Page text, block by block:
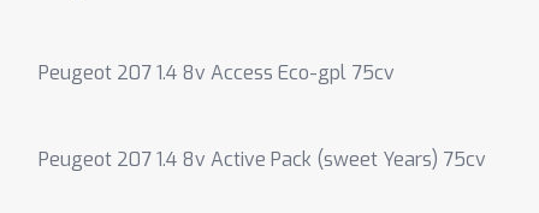
Peugeot 207 1.4 8v Access Eco-gpl 75cv
Peugeot 207 1.4 8v Active Pack (sweet Years) 75cv